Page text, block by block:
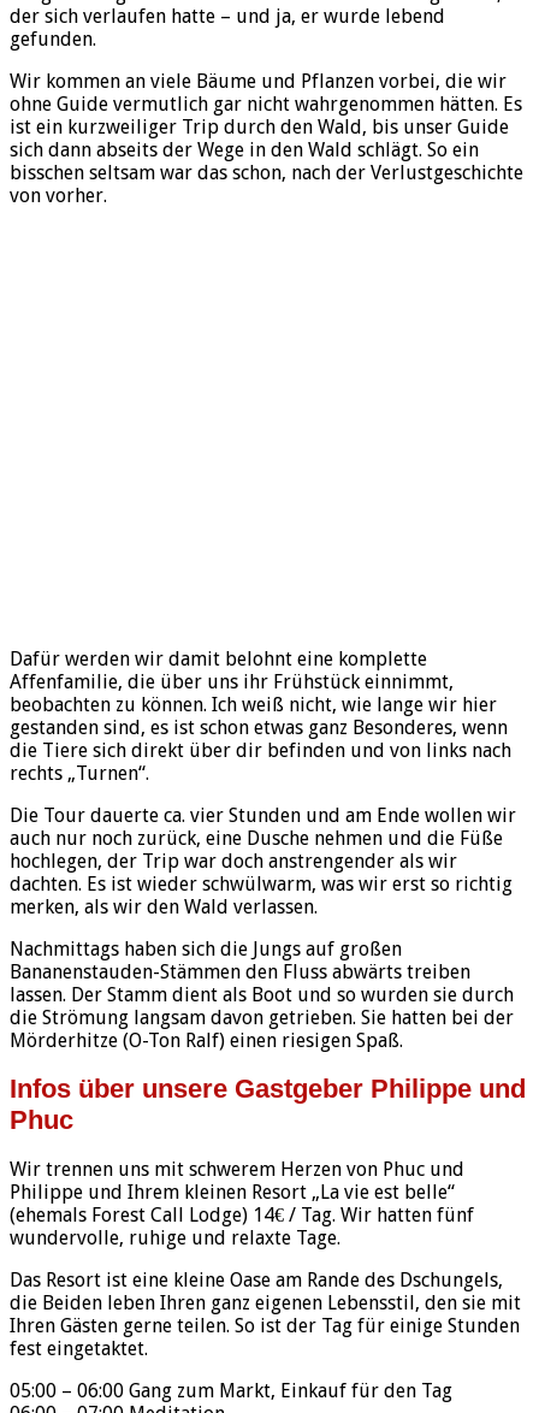
der sich verlaufen hatte – und ja, er wurde lebend
gefunden.
Wir kommen an viele Bäume und Pflanzen vorbei, die wir
ohne Guide vermutlich gar nicht wahrgenommen hätten. Es
ist ein kurzweiliger Trip durch den Wald, bis unser Guide
sich dann abseits der Wege in den Wald schlägt. So ein
bisschen seltsam war das schon, nach der Verlustgeschichte
von vorher.
Dafür werden wir damit belohnt eine komplette
Affenfamilie, die über uns ihr Frühstück einnimmt,
beobachten zu können. Ich weiß nicht, wie lange wir hier
gestanden sind, es ist schon etwas ganz Besonderes, wenn
die Tiere sich direkt über dir befinden und von links nach
rechts „Turnen“.
Die Tour dauerte ca. vier Stunden und am Ende wollen wir
auch nur noch zurück, eine Dusche nehmen und die Füße
hochlegen, der Trip war doch anstrengender als wir
dachten. Es ist wieder schwülwarm, was wir erst so richtig
merken, als wir den Wald verlassen.
Nachmittags haben sich die Jungs auf großen
Bananenstauden-Stämmen den Fluss abwärts treiben
lassen. Der Stamm dient als Boot und so wurden sie durch
die Strömung langsam davon getrieben. Sie hatten bei der
Mörderhitze (O-Ton Ralf) einen riesigen Spaß.
Infos über unsere Gastgeber Philippe und
Phuc
Wir trennen uns mit schwerem Herzen von Phuc und
Philippe und Ihrem kleinen Resort „La vie est belle“
(ehemals Forest Call Lodge) 14€ / Tag. Wir hatten fünf
wundervolle, ruhige und relaxte Tage.
Das Resort ist eine kleine Oase am Rande des Dschungels,
die Beiden leben Ihren ganz eigenen Lebensstil, den sie mit
Ihren Gästen gerne teilen. So ist der Tag für einige Stunden
fest eingetaktet.
05:00 – 06:00 Gang zum Markt, Einkauf für den Tag